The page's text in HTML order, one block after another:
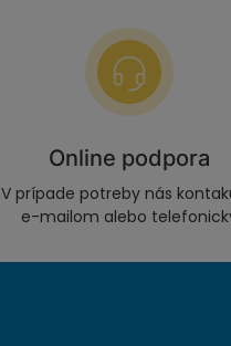
Online podpora
V prípade potreby nás
e-mailom alebo